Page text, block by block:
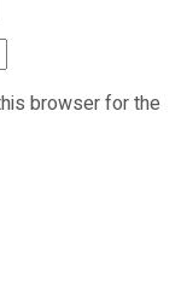
browser for the